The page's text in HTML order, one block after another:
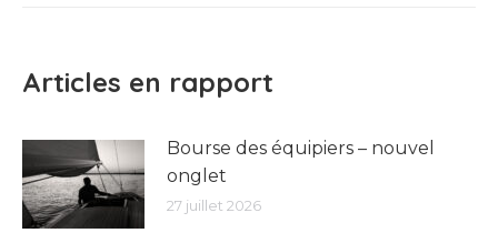
Articles en rapport
Bourse des équipiers – nouvel
onglet
27 juillet 2026